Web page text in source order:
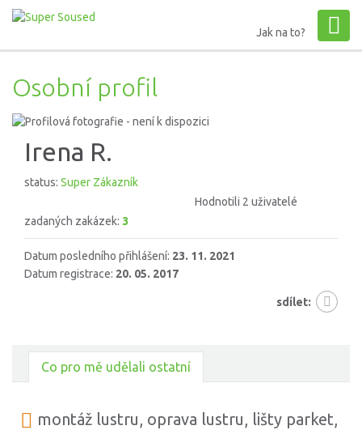
Jak na to?
Osobní profil
Irena R.
status: Super Zákazník
Hodnotili 2 uživatelé
zadaných zakázek: 3
Datum posledního přihlášení: 23. 11. 2021
Datum registrace: 20. 05. 2017
sdílet:
Co pro mě udělali ostatní
montáž lustru, oprava lustru, lišty parket,